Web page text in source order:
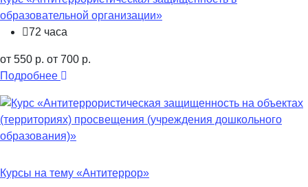
образовательной организации»
72 часа
от 550 р. от 700 р.
Подробнее
Курсы на тему «Антитеррор»